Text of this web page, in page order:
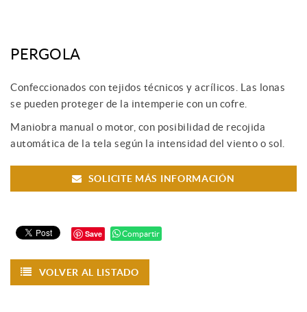
PERGOLA
Confeccionados con tejidos técnicos y acrílicos. Las lonas
se pueden proteger de la intemperie con un cofre.
Maniobra manual o motor, con posibilidad de recojida
automática de la tela según la intensidad del viento o sol.
SOLICITE MÁS INFORMACIÓN
Save Compartir
VOLVER AL LISTADO